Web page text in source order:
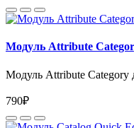
Модуль Attribute
Модуль Attribute Category
790₽